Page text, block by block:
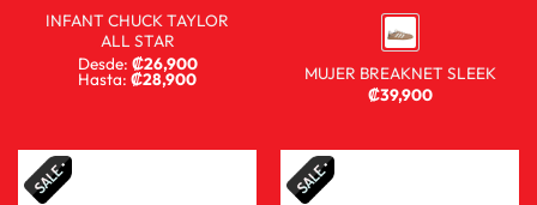
INFANT CHUCK TAYLOR
ALL STAR
Desde: ₡26,900
Hasta: ₡28,900
MUJER BREAKNET SLEEK
₡39,900